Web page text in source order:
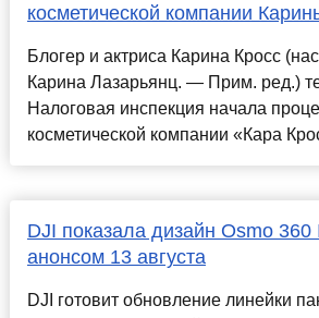
косметической компании
Блогер и актриса Карина Кросс
Карина Лазарьянц. — Прим. ред.)
Налоговая инспекция начала
косметической компании «Кара
DJI показала дизайн Osmo 360
анонсом 13 августа
DJI готовит обновление линейки